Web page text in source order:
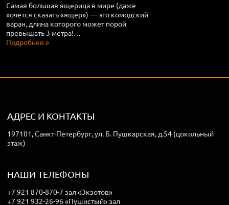
Самая большая ящерица в мире (даже
хочется сказать «ящер») — это комодский
варан, длина которого может порой
превышать 3 метра!…
Подробнее »
АДРЕС И КОНТАКТЫ
197101, Санкт-Петербург, ул. Б. Пушкарская, д.54 (цокольный
этаж)
НАШИ ТЕЛЕФОНЫ
+7 921 870-870-7 зал «Экзотов»
+7 921 932-26-96 «Пушистый» зал